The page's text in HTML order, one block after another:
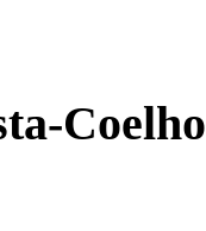
Coelho